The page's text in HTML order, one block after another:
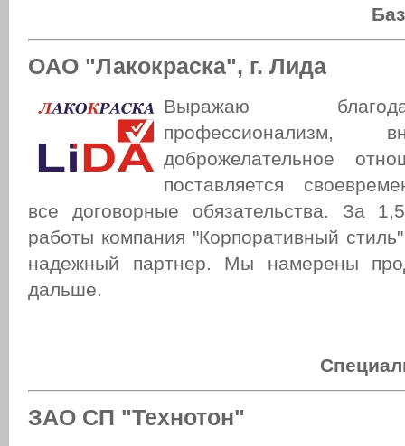
OAO "Лакокраска", г. Лида
Выражаю
профессионализм,
доброжелательное
поставляется
все договорные обязательства. За
работы компания "Корпоративный
надежный партнер. Мы намерены
дальше.
ЗАО СП "Технотон"